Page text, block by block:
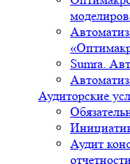
Sumra.
Аудиторские
Аудит